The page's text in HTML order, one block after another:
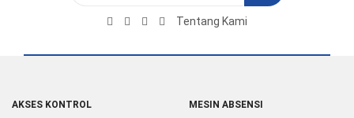
Tentang Kami
AKSES KONTROL MESIN ABSENSI